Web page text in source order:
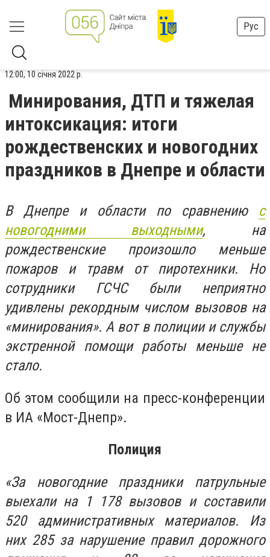
Рус
12:00, 10 січня 2022 р.
Минирования, ДТП и тяжелая
интоксикация: итоги
рождественских и новогодних
праздников в Днепре и области
В Днепре и области по сравнению с
новогодними выходными, на
рождественские произошло меньше
пожаров и травм от пиротехники. Но
сотрудники ГСЧС были неприятно
удивлены рекордным числом вызовов на
«минирования». А вот в полиции и службы
экстренной помощи работы меньше не
стало.
Об этом сообщили на пресс-конференции
в ИА «Мост-Днепр».
Полиция
«За новогодние праздники патрульные
выехали на 1 178 вызовов и составили
520 административных материалов. Из
них 285 за нарушение правил дорожного